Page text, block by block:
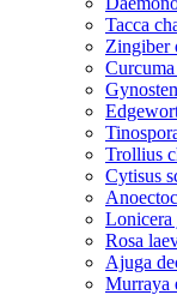
Tacca
Zingiber
Trollius
Cytisus
Lonicera
Rosa
Ajuga
Murraya